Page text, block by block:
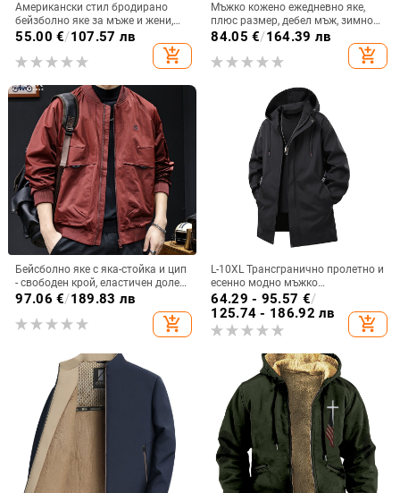
Американски стил бродирано
бейзболно яке за мъже и жени,
пролетно-есенно, стилно и
универсално ежедневно връхно
облекло
55.00 €/107.57 лв
add_shopping_cart
Мъжко кожено ежедневно яке,
плюс размер, дебел мъж, зимно
яке с поларена подплата, за
средна и по-възрастни хора с
вълнена яка
84.05 €/164.39 лв
add_shopping_cart
Бейсболно яке с яка-стойка и цип
- свободен крой, еластичен долен
кант, еднотонен цвят, 100%
97.06 €/189.83 лв
add_shopping_cart
L-10XL Трансгранично пролетно и
есенно модно мъжко
универсално палто с качулка,
дебело, младежко, плюс размер,
свободно
64.29 - 95.57 €/
125.74 - 186.92 лв
add_shopping_cart